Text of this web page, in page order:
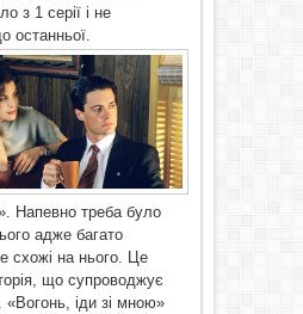
з 1 серії і не
останньої.
Напевно треба було
адже багато
схожі на нього. Це
що супроводжує
«Вогонь, іди зі мною»